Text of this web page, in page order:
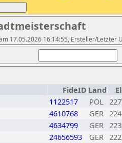
17.05.2026 16:14:55, Ersteller/Letzter
FideID Land
1122517 POL
4610768 GER
4634799 GER
24656593 GER